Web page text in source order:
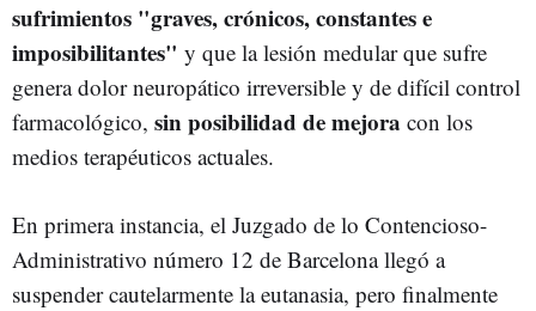
sufrimientos "graves, crónicos, constantes e
imposibilitantes" y que la lesión medular que sufre
genera dolor neuropático irreversible y de difícil control
farmacológico, sin posibilidad de mejora con los
medios terapéuticos actuales.
En primera instancia, el Juzgado de lo Contencioso-
Administrativo número 12 de Barcelona llegó a
suspender cautelarmente la eutanasia, pero finalmente